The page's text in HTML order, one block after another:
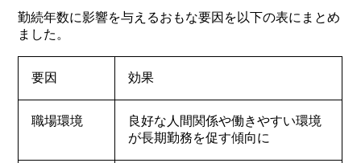
勤続年数に影響を与えるおもな要因を以下の表にまとめ
ました。
要因 効果
職場環境
良好な人間関係や働きやすい環境
が長期勤務を促す傾向に